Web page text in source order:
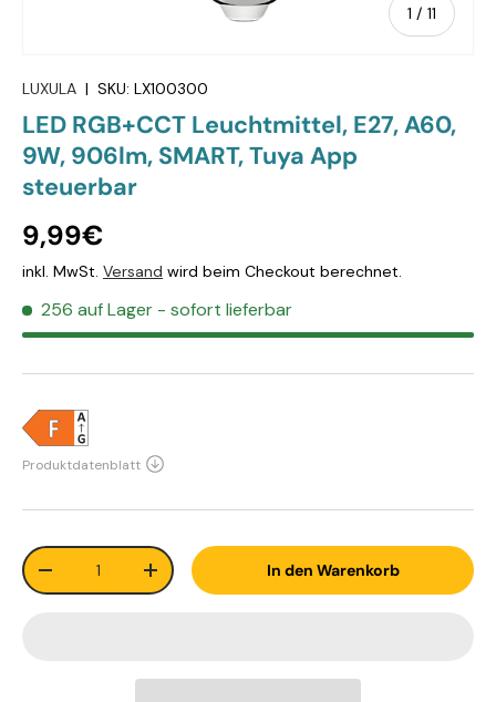
1 / von
11
LUXULA | SKU: LX100300
LED RGB+CCT Leuchtmittel, E27, A60,
9W, 906lm, SMART, Tuya App
steuerbar
9,99€
inkl. MwSt. Versand wird beim Checkout berechnet.
256 auf Lager - sofort lieferbar
Anzahl
+ In den Warenkorb